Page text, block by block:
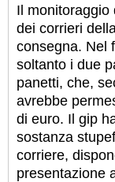
Il monitoraggio
dei corrieri
consegna. Nel
soltanto i due
panetti, che,
avrebbe
di euro. Il gip
sostanza
corriere,
presentazione